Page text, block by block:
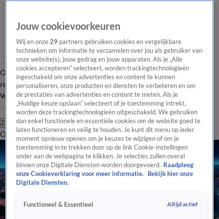
Overzicht Laatste nieuws Regionieuws Het beste van Hart
Tip de
redactie
Volg Hart van Nederland
Zoeken
OverzichtRegioUitzendingenWeerTip de redactiePanelVideo's
Jouw cookievoorkeuren
Wij en onze29 partners gebruiken cookies en vergelijkbare
technieken om informatie te verzamelen over jou als gebruiker van
onze website(s), jouw gedrag en jouw apparaten. Als je „Alle
cookies accepteren” selecteert, worden trackingtechnologieën
ingeschakeld om onze advertenties en content te kunnen
personaliseren, onze producten en diensten te verbeteren en om
de prestaties van advertenties en content te meten. Als je
„Huidige keuze opslaan” selecteert of je toestemming intrekt,
worden deze trackingtechnologieën uitgeschakeld. We gebruiken
dan enkel functionele en essentiële cookies om de website goed te
laten functioneren en veilig te houden. Je kunt dit menu op ieder
moment opnieuw openen om je keuzes te wijzigen of om je
toestemming in te trekken door op de link Cookie-instellingen
onder aan de webpagina te klikken. Je selecties zullen overal
binnen onze Digitale Diensten worden doorgevoerd. Raadpleeg
onze Cookieverklaring voor meer informatie.
Bekijk hier onze
Digitale Diensten.
Functioneel & Essentieel Altijd actief